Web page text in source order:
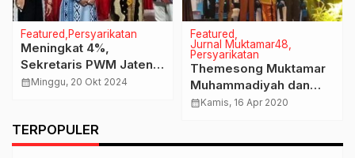
Featured Persyarikatan
Meningkat 4%,
Sekretaris PWM Jateng
Berharap Program
Terus Ditingkatkan
calendar_monthMinggu, 20 Okt 2024
Featured
Jurnal Muktamar48
Persyarikatan
Themesong Muktamar
Muhammadiyah dan
Aisyiyah Ke-48
calendar_monthKamis, 16 Apr 2020
TERPOPULER